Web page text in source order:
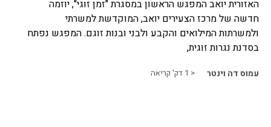
האזורית יואב המפגש הראשון במסגרת "זמן זוגי", יוזמה
חדשה של מרכז הצעירים יואב, המוקדשת למשרתי
ולמשרתות המילואים והקבע ולבני ובנות זוגם. המפגש נפתח
בסדנת נגרות זוגית,
עמוס דה וינטר < 1 דק' קריאה